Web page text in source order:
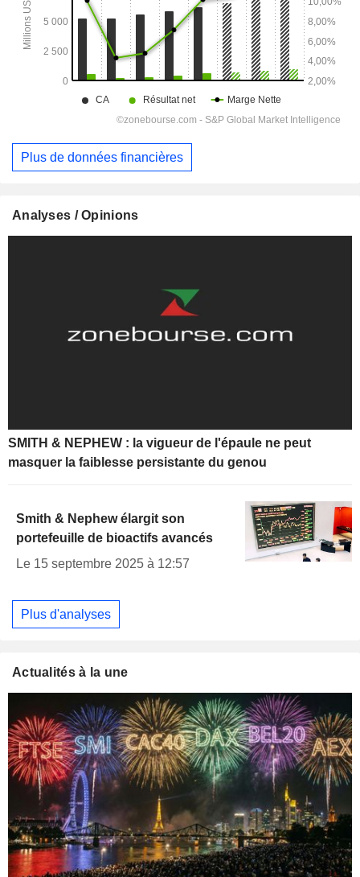
Plus de données financières
Analyses / Opinions
SMITH & NEPHEW : la vigueur de l'épaule ne peut
masquer la faiblesse persistante du genou
Smith & Nephew élargit son
portefeuille de bioactifs avancés
Le 15 septembre 2025 à 12:57
Plus d'analyses
Actualités à la une